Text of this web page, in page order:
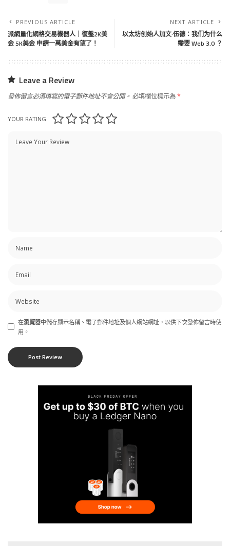
PREVIOUS ARTICLE
派網量化網格交易機器人｜復盤2K美
金 5K美金 申請一萬美金有望了！
NEXT ARTICLE
以太坊创始人加文·伍德：我们为什么
需要 Web 3.0 ？
Leave a Review
發佈留言必須填寫的電子郵件地址不會公開。 必填欄位標示為*
YOUR RATING
在瀏覽器中儲存顯示名稱、電子郵件地址及個人網站網址，以供下次發佈留言時使
用。